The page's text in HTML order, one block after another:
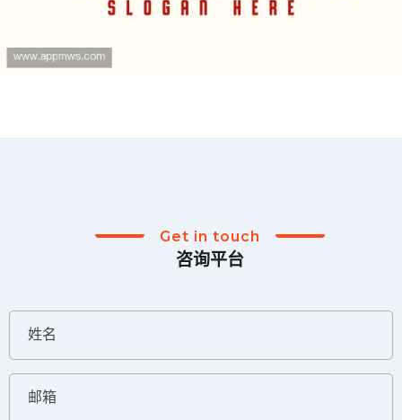
Get in touch
咨询平台